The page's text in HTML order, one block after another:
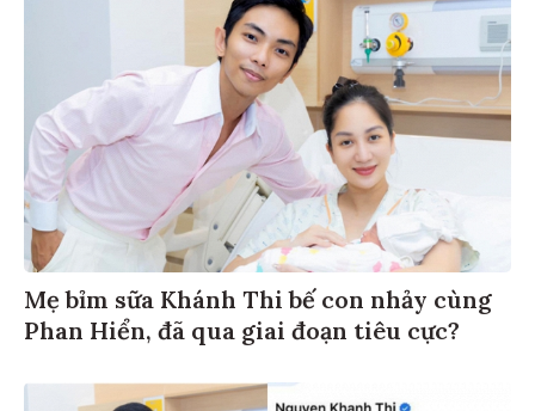
Mẹ bỉm sữa Khánh Thi bế con nhảy cùng
Phan Hiển, đã qua giai đoạn tiêu cực?